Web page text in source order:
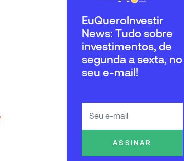
EuQueroInvestir
News: Tudo sobre
investimentos, de
segunda a sexta, no
seu e-mail!
ASSINAR